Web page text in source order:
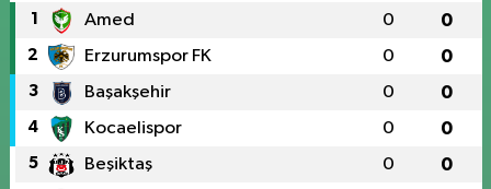
1 Amed 0 0
2 Erzurumspor FK 0 0
3 Başakşehir 0 0
4 Kocaelispor 0 0
5 Beşiktaş 0 0